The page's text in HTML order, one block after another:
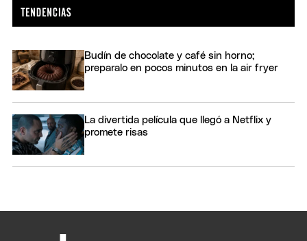
Budín de chocolate y café sin horno;
preparalo en pocos minutos en la air fryer
La divertida película que llegó a Netflix y
promete risas